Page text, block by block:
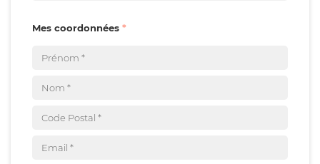
Mes coordonnées